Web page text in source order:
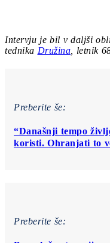
Intervju je bil v daljši
tednika Družina , letnik
Preberite še:
“Današnji tempo
koristi. Ohranjati to
Preberite še: